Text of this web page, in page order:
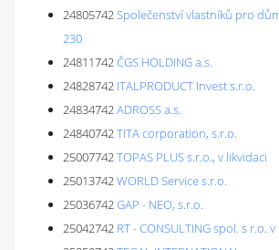
24805742Společenství vlastníků pro
230
24811742ČGS HOLDING a.s.
24828742 ITALPRODUCT Invest s.r.o.
24834742ADROSS a.s.
24840742TITA corporation, s.r.o.
25007742TOPAS PLUS s.r.o., v likvidaci
25013742WORLD Service s.r.o.
25036742GAP - NEO, s.r.o.
25042742 RT - CONSULTING spol. s r.o.